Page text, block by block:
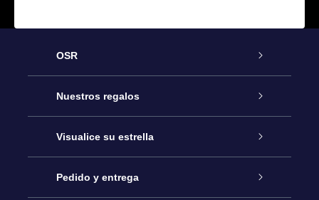
OSR
Atención
Contáctanos
Blog
Nuestros regalos
Regalo Estrella Online
Paquete de Regalo OSR
Visualice su estrella
Registro estelar
Pedido y entrega